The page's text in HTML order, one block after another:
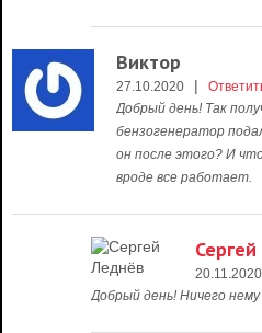
Виктор
27.10.2020 |
Добрый день! Так
бензогенератор
он после этого? И
вроде все работает.
20.11.2020
Добрый день! Ничего